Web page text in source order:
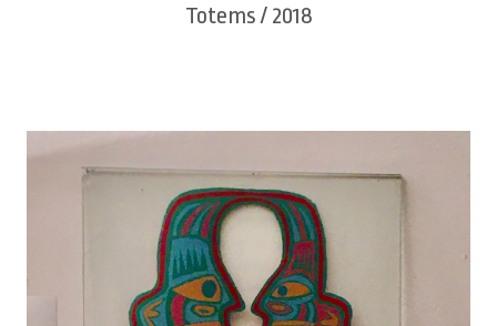
Totems / 2018